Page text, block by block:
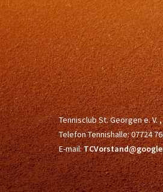
Tennisclub St. Georgen e. V.
Telefon Tennishalle:07724
E-mail: